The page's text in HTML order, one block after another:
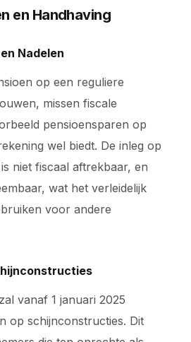
en Handhaving
Nadelen
op een reguliere
missen fiscale
pensioensparen op
wel biedt. De inleg op
niet fiscaal aftrekbaar, en
wat het verleidelijk
voor andere
vanaf 1 januari 2025
op schijnconstructies. Dit